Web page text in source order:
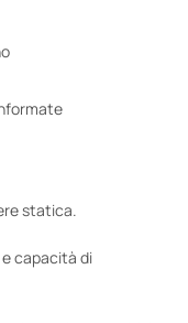
statica.
capacità di